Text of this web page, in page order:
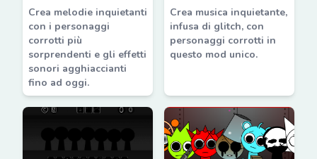
Crea melodie inquietanti
con i personaggi
corrotti più
sorprendenti e gli effetti
sonori agghiaccianti
fino ad oggi.
Crea musica inquietante,
infusa di glitch, con
personaggi corrotti in
questo mod unico.